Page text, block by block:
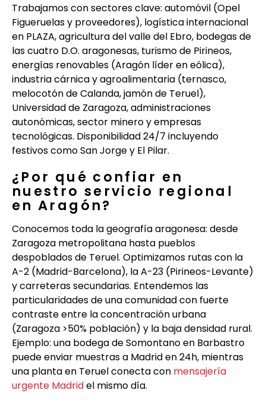
Trabajamos con sectores clave: automóvil (Opel
Figueruelas y proveedores), logística internacional
en PLAZA, agricultura del valle del Ebro, bodegas de
las cuatro D.O. aragonesas, turismo de Pirineos,
energías renovables (Aragón líder en eólica),
industria cárnica y agroalimentaria (ternasco,
melocotón de Calanda, jamón de Teruel),
Universidad de Zaragoza, administraciones
autonómicas, sector minero y empresas
tecnológicas. Disponibilidad 24/7 incluyendo
festivos como San Jorge y El Pilar.
¿Por qué confiar en
nuestro servicio regional
en Aragón?
Conocemos toda la geografía aragonesa: desde
Zaragoza metropolitana hasta pueblos
despoblados de Teruel. Optimizamos rutas con la
A-2 (Madrid-Barcelona), la A-23 (Pirineos-Levante)
y carreteras secundarias. Entendemos las
particularidades de una comunidad con fuerte
contraste entre la concentración urbana
(Zaragoza >50% población) y la baja densidad rural.
Ejemplo: una bodega de Somontano en Barbastro
puede enviar muestras a Madrid en 24h, mientras
una planta en Teruel conecta con mensajería
urgente Madridel mismo día.